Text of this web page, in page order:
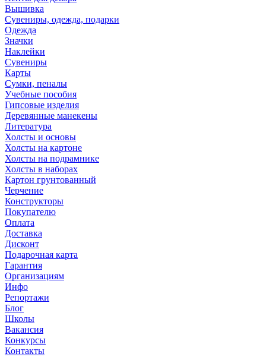
Вышивка
Сувениры, одежда, подарки
Одежда
Значки
Наклейки
Сувениры
Карты
Сумки, пеналы
Учебные пособия
Гипсовые изделия
Деревянные манекены
Литература
Холсты и основы
Холсты на картоне
Холсты на подрамнике
Холсты в наборах
Картон грунтованный
Черчение
Конструкторы
Покупателю
Оплата
Доставка
Дисконт
Подарочная карта
Гарантия
Организациям
Инфо
Репортажи
Блог
Школы
Вакансия
Конкурсы
Контакты